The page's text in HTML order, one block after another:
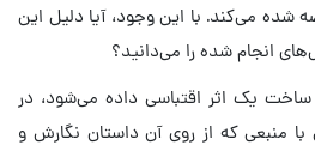
شده می‌کند. با این وجود، آیا دلیل این
انجام شده را می‌دانید؟
یک اثر اقتباسی داده می‌شود، در
منبعی که از روی آن داستان نگارش و